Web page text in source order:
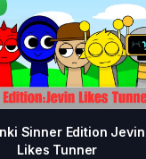
Sinner Edition Jevin
Likes Tunner